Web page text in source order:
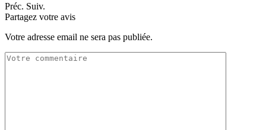
Préc. Suiv.
Partagez votre avis
Votre adresse email ne sera pas publiée.